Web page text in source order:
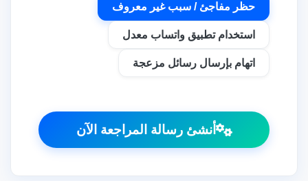
حظر مفاجئ / سبب غير معروف
استخدام تطبيق واتساب معدل
اتهام بإرسال رسائل مزعجة
أنشئ رسالة المراجعة الآن